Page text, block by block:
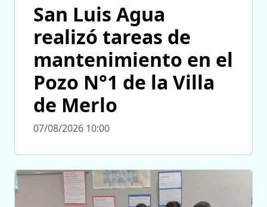
San Luis Agua
realizó tareas de
mantenimiento en el
Pozo N°1 de la Villa
de Merlo
07/08/2026 10:00